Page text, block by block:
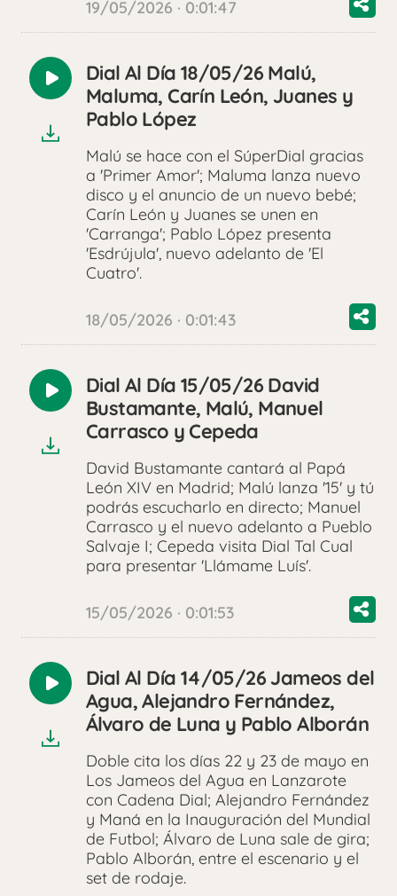
19/05/2026 · 0:01:47
Reproducir
audio
Dial Al Día 18/05/26 Malú,
Maluma, Carín León, Juanes y
Pablo López
Malú se hace con el SúperDial gracias
a 'Primer Amor'; Maluma lanza nuevo
disco y el anuncio de un nuevo bebé;
Carín León y Juanes se unen en
'Carranga'; Pablo López presenta
'Esdrújula', nuevo adelanto de 'El
Cuatro'.
18/05/2026 · 0:01:43
Reproducir
audio
Dial Al Día 15/05/26 David
Bustamante, Malú, Manuel
Carrasco y Cepeda
David Bustamante cantará al Papá
León XIV en Madrid; Malú lanza '15' y tú
podrás escucharlo en directo; Manuel
Carrasco y el nuevo adelanto a Pueblo
Salvaje I; Cepeda visita Dial Tal Cual
para presentar 'Llámame Luís'.
15/05/2026 · 0:01:53
Reproducir
audio
Dial Al Día 14/05/26 Jameos del
Agua, Alejandro Fernández,
Álvaro de Luna y Pablo Alborán
Doble cita los días 22 y 23 de mayo en
Los Jameos del Agua en Lanzarote
con Cadena Dial; Alejandro Fernández
y Maná en la Inauguración del Mundial
de Futbol; Álvaro de Luna sale de gira;
Pablo Alborán, entre el escenario y el
set de rodaje.